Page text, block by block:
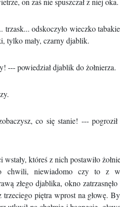
trzask... odskoczyło wieczko
tylko mały, czarny djablik.
--- powiedział djablik do żołnierza.
co się stanie! ---
wstały, któreś z nich postawiło
chwili, niewiadomo czy to z
złego djablika, okno zatrzasnęło
trzeciego piętra wprost na głowę.